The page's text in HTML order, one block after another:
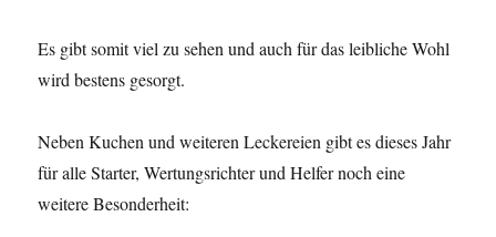
Es gibt somit viel zu sehen und auch für das leibliche Wohl
wird bestens gesorgt.
Neben Kuchen und weiteren Leckereien gibt es dieses Jahr
für alle Starter, Wertungsrichter und Helfer noch eine
weitere Besonderheit: